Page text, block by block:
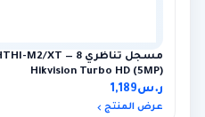
Hikvision Turbo HD (5MP)
ر.س1,189
عرض المنتج